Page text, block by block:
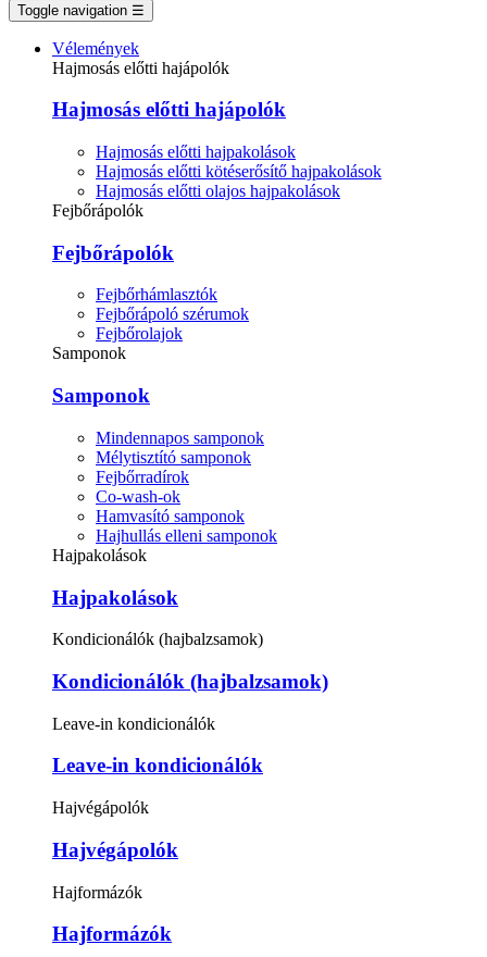
Toggle navigation ☰
Vélemények
Hajmosás előtti hajápolók
Hajmosás előtti hajápolók
Hajmosás előtti hajpakolások
Hajmosás előtti kötéserősítő hajpakolások
Hajmosás előtti olajos hajpakolások
Fejbőrápolók
Fejbőrápolók
Fejbőrhámlasztók
Fejbőrápoló szérumok
Fejbőrolajok
Samponok
Samponok
Mindennapos samponok
Mélytisztító samponok
Fejbőrradírok
Co-wash-ok
Hamvasító samponok
Hajhullás elleni samponok
Hajpakolások
Hajpakolások
Kondicionálók (hajbalzsamok)
Kondicionálók (hajbalzsamok)
Leave-in kondicionálók
Leave-in kondicionálók
Hajvégápolók
Hajvégápolók
Hajformázók
Hajformázók